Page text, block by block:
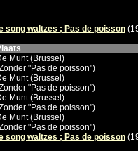
song waltzes ; Pas de poisson
Munt (Brussel)
"Pas de poisson")
Munt (Brussel)
"Pas de poisson")
Munt (Brussel)
"Pas de poisson")
Munt (Brussel)
"Pas de poisson")
song waltzes ; Pas de poisson